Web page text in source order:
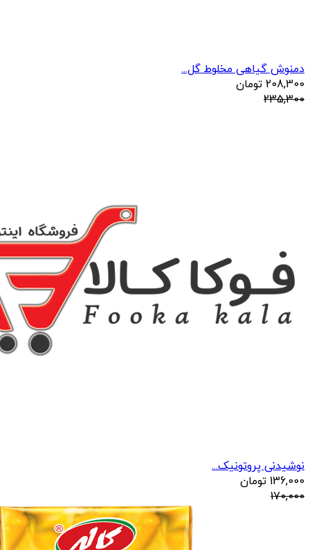
دمنوش گیاهی مخلوط گل...
208,300 تومان
235,300
نوشیدنی پروتونیک...
136,000 تومان
170,000